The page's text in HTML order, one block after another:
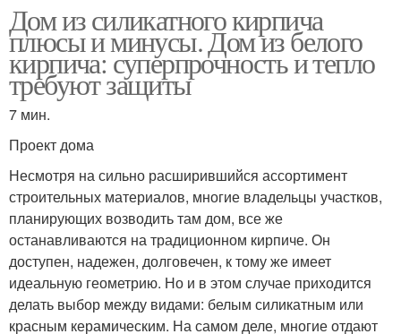
Дом из силикатного кирпича
плюсы и минусы. Дом из белого
кирпича: суперпрочность и тепло
требуют защиты
7 мин.
Проект дома
Несмотря на сильно расширившийся ассортимент
строительных материалов, многие владельцы участков,
планирующих возводить там дом, все же
останавливаются на традиционном кирпиче. Он
доступен, надежен, долговечен, к тому же имеет
идеальную геометрию. Но и в этом случае приходится
делать выбор между видами: белым силикатным или
красным керамическим. На самом деле, многие отдают